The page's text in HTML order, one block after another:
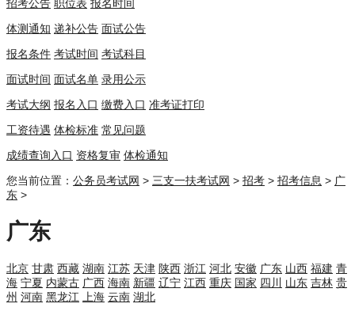
招考公告 职位表 报名时间
体测通知 递补公告 面试公告
报名条件 考试时间 考试科目
面试时间 面试名单 录用公示
考试大纲 报名入口 缴费入口 准考证打印
工资待遇 体检标准 常见问题
成绩查询入口 资格复审 体检通知
您当前位置： 公务员考试网 > 三支一扶考试网 > 招考 > 招考信息 > 广
东 >
广东
北京 甘肃 西藏 湖南 江苏 天津 陕西 浙江 河北 安徽 广东 山西 福建 青
海 宁夏 内蒙古 广西 海南 新疆 辽宁 江西 重庆 国家 四川 山东 吉林 贵
州 河南 黑龙江 上海 云南 湖北